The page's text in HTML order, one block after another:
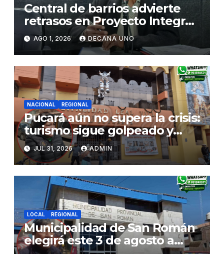
Central de barrios advierte
retrasos en Proyecto Integral
de Agua y Alcantarillado para
Juliaca
AGO 1, 2026 DECANA UNO
NACIONAL REGIONAL
Pucará aún no supera la crisis:
turismo sigue golpeado y
alcaldesa exige al nuevo
Gobierno fondos para obras
paralizadas
JUL 31, 2026 ADMIN
LOCAL REGIONAL
Municipalidad de San Román
elegirá este 3 de agosto a